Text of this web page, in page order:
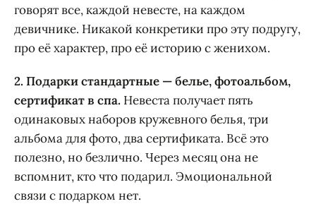
говорят все, каждой невесте, на каждом
девичнике. Никакой конкретики про эту подругу,
про её характер, про её историю с женихом.
2. Подарки стандартные — белье, фотоальбом,
сертификат в спа. Невеста получает пять
одинаковых наборов кружевного белья, три
альбома для фото, два сертификата. Всё это
полезно, но безлично. Через месяц она не
вспомнит, кто что подарил. Эмоциональной
связи с подарком нет.